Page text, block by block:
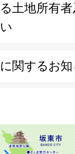
土地所有
関するお